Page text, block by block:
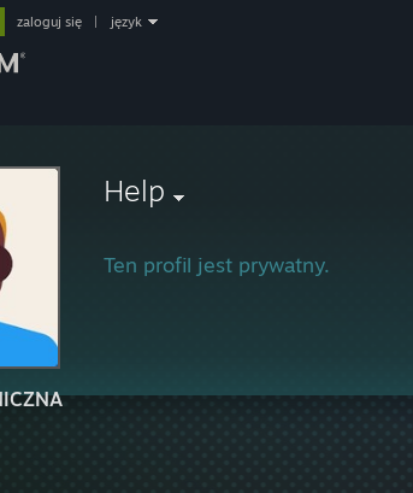
zaloguj się język
Help
Ten profil jest prywatny.